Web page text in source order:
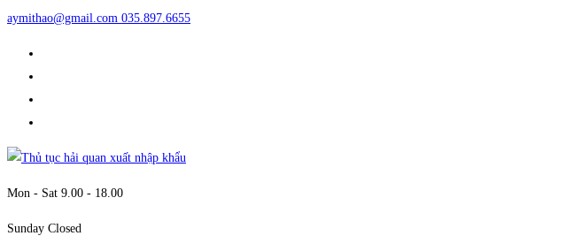
aymithao@gmail.com 035.897.6655
Mon - Sat 9.00 - 18.00
Sunday Closed